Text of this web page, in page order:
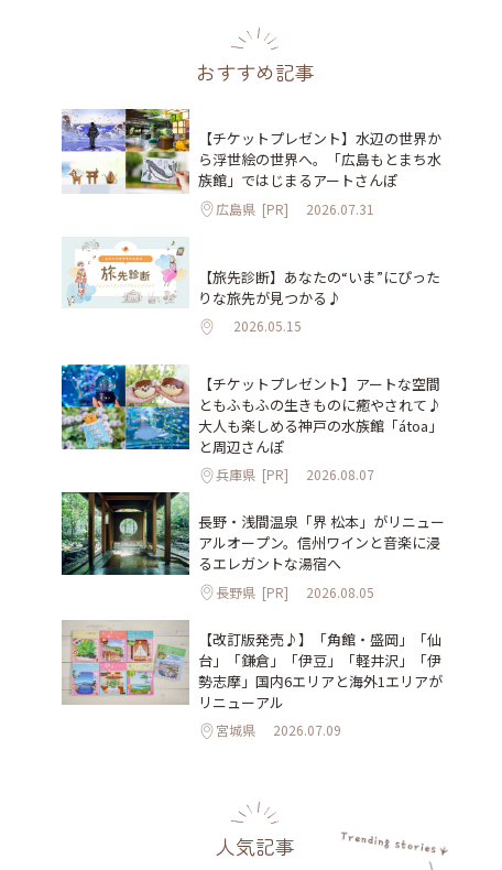
おすすめ記事
【チケットプレゼント】水辺の世界か
ら浮世絵の世界へ。「広島もとまち水
族館」ではじまるアートさんぽ
広島県 [PR] 2026.07.31
【旅先診断】あなたの“いま”にぴった
りな旅先が見つかる♪
2026.05.15
【チケットプレゼント】アートな空間
ともふもふの生きものに癒やされて♪
大人も楽しめる神戸の水族館「átoa」
と周辺さんぽ
兵庫県 [PR] 2026.08.07
長野・浅間温泉「界 松本」がリニュー
アルオープン。信州ワインと音楽に浸
るエレガントな湯宿へ
長野県 [PR] 2026.08.05
【改訂版発売♪】「角館・盛岡」「仙
台」「鎌倉」「伊豆」「軽井沢」「伊
勢志摩」国内6エリアと海外1エリアが
リニューアル
宮城県 2026.07.09
人気記事